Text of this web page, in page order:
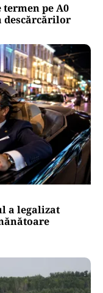
pe A0
descărcărilor
a legalizat